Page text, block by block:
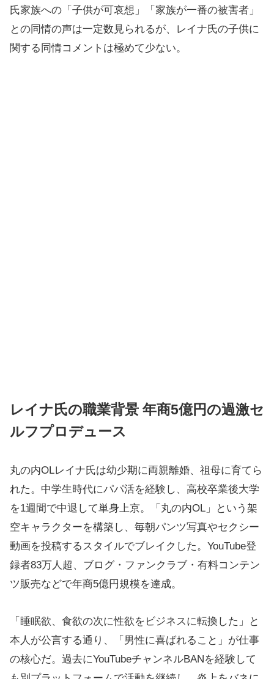
氏家族への「子供が可哀想」「家族が一番の被害者」
との同情の声は一定数見られるが、レイナ氏の子供に
関する同情コメントは極めて少ない。
レイナ氏の職業背景 年商5億円の過激セ
ルフプロデュース
丸の内OLレイナ氏は幼少期に両親離婚、祖母に育てら
れた。中学生時代にパパ活を経験し、高校卒業後大学
を1週間で中退して単身上京。「丸の内OL」という架
空キャラクターを構築し、毎朝パンツ写真やセクシー
動画を投稿するスタイルでブレイクした。YouTube登
録者83万人超、ブログ・ファンクラブ・有料コンテン
ツ販売などで年商5億円規模を達成。
「睡眠欲、食欲の次に性欲をビジネスに転換した」と
本人が公言する通り、「男性に喜ばれること」が仕事
の核心だ。過去にYouTubeチャンネルBANを経験して